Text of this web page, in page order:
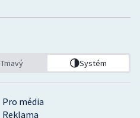
Pro média
Reklama
Tmavý Systém